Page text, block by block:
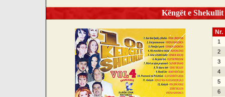
Këngët e
Nr.
1
2
3
4
5
6